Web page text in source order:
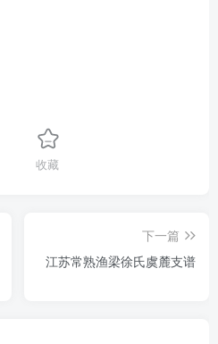
收藏
下一篇
江苏常熟渔梁徐氏虞麓支谱